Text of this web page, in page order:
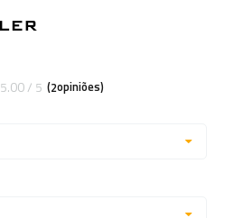
5.00 / 5 (2opiniões)